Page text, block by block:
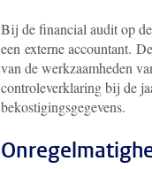
Bij de financial audit op
een externe accountant.
van de werkzaamheden
controleverklaring bij de
bekostigingsgegevens.